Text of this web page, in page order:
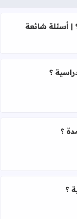
| أسئلة شائعة
| أسئلة شائعة
؟
؟
؟
؟
؟
؟